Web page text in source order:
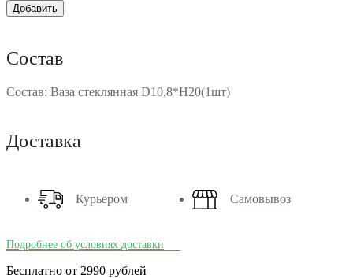
Состав
Состав: Ваза стеклянная D10,8*H20(1шт)
Доставка
Курьером Самовывоз
Подробнее об условиях доставки
Бесплатно от 2990 рублей